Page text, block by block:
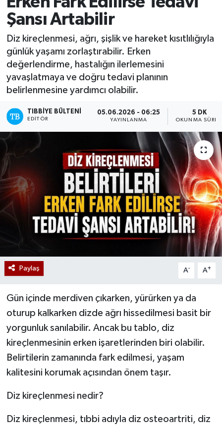
Şansı Artabilir
Diz kireçlenmesi, ağrı, şişlik ve hareket kısıtlılığıyla
günlük yaşamı zorlaştırabilir. Erken
değerlendirme, hastalığın ilerlemesini
yavaşlatmaya ve doğru tedavi planının
belirlenmesine yardımcı olabilir.
TIBBIYE BÜLTENI
EDITÖR
05.06.2026 - 06:25
YAYINLANMA
5 DK
OKUNMA
Paylaş A- A+
Gün içinde merdiven çıkarken, yürürken ya da
oturup kalkarken dizde ağrı hissedilmesi basit bir
yorgunluk sanılabilir. Ancak bu tablo, diz
kireçlenmesinin erken işaretlerinden biri olabilir.
Belirtilerin zamanında fark edilmesi, yaşam
kalitesini korumak açısından önem taşır.
Diz kireçlenmesi nedir?
Diz kireçlenmesi, tıbbi adıyla diz osteoartriti, diz
Yazarlar